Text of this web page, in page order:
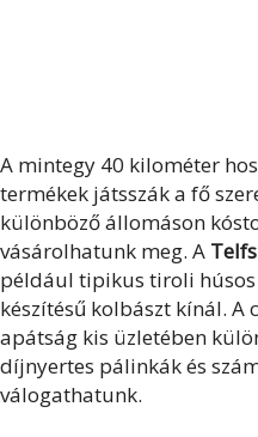
A mintegy 40 kilométer
termékek játsszák a fő
különböző állomáson
vásárolhatunk meg. A Telfs
például tipikus tiroli húsos
készítésű kolbászt kínál. A
apátság kis üzletében
díjnyertes pálinkák és
válogathatunk.